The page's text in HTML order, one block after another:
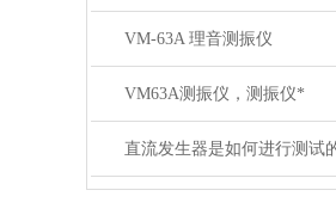
VM-63A 理音测振仪
VM63A测振仪，测振仪*